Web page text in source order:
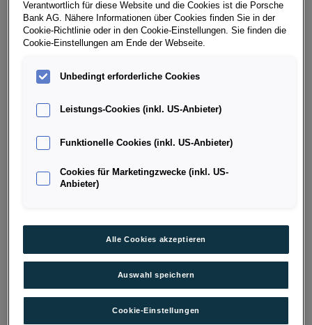
31.12.2026 (Kaufvertrags-/Antragsdatum).
Modelle:
CUPRA Formentor Black Edition e-Hybrid)
CUPRA Formentor Black Edition e-Hybrid
Bedingungen:
gültig für alle Leasing- und Kredit-Varianten ab 36
Monate Laufzeit
Informationen zum
* EUR 2.000,- Porsche Bank Bonus für alle Verbrenner
Modelle und CUPRA Formentor Black Edition e-Hybrid
(ausg. BEV und e-Hybrid Modelle mit EUR 3.000,-) für
↓ Mehr anzeigen
PORSCHE BANK BONUS
Verantwortlich für diese Website und die Cookies ist die Porsche
Bank AG. Nähere Informationen über Cookies finden Sie in der
Cookie-Richtlinie oder in den Cookie-Einstellungen. Sie finden die
Cookie-Einstellungen am Ende der Webseite.
Unbedingt erforderliche Cookies
Leistungs-Cookies (inkl. US-Anbieter)
Funktionelle Cookies (inkl. US-Anbieter)
Cookies für Marketingzwecke (inkl. US-
Anbieter)
Alle Cookies akzeptieren
Auswahl speichern
Cookie-Einstellungen